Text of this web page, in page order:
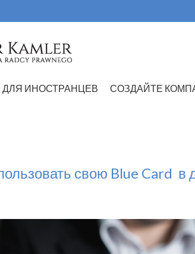
ДЛЯ ИНОСТРАНЦЕВ СОЗДАЙТЕ
свою Blue Card в